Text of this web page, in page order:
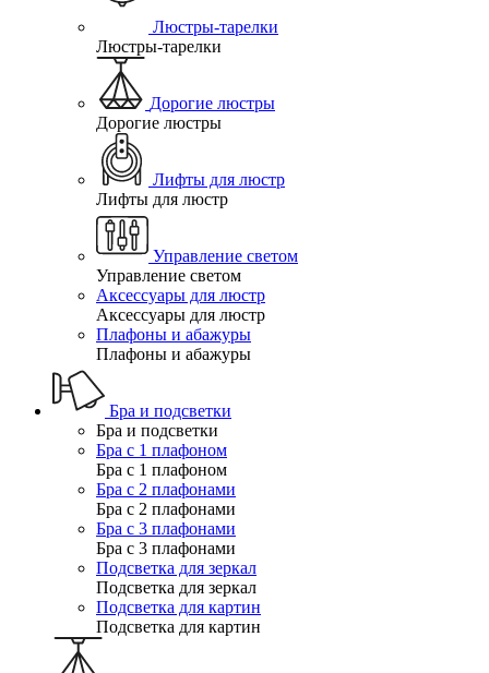
Люстры-тарелки
Люстры-тарелки
Дорогие люстры
Дорогие люстры
Лифты для люстр
Лифты для люстр
Управление светом
Управление светом
Аксессуары для люстр
Аксессуары для люстр
Плафоны и абажуры
Плафоны и абажуры
Бра и подсветки
Бра и подсветки
Бра с 1 плафоном
Бра с 1 плафоном
Бра с 2 плафонами
Бра с 2 плафонами
Бра с 3 плафонами
Бра с 3 плафонами
Подсветка для зеркал
Подсветка для зеркал
Подсветка для картин
Подсветка для картин